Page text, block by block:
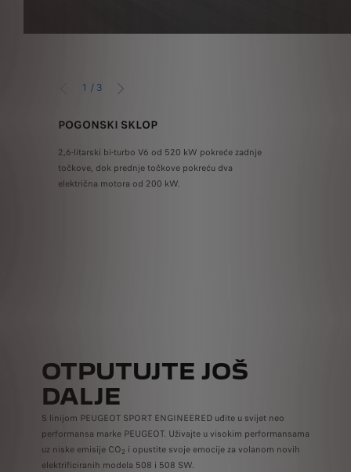
1 / 3
POGONSKI SKLOP
2,6-litarski bi-turbo V6 od 520 kW pokreće zadnje
točkove, dok prednje točkove pokreću dva
električna motora od 200 kW.
OTPUTUJTE JOŠ
DALJE
S linijom PEUGEOT SPORT ENGINEERED uđite u svijet neo
performansa marke PEUGEOT. Uživajte u visokim performansama
uz niske emisije CO2 i opustite svoje emocije za volanom novih
elektrificiranih modela 508 i 508 SW.